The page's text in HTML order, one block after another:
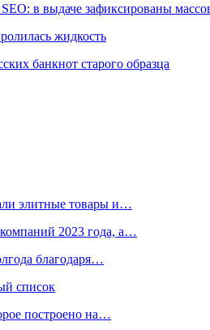
SEO: в выдаче зафиксированы
жидкость
банкнот старого образца
элитные товары и…
2023 года, а…
благодаря…
список
построено на…